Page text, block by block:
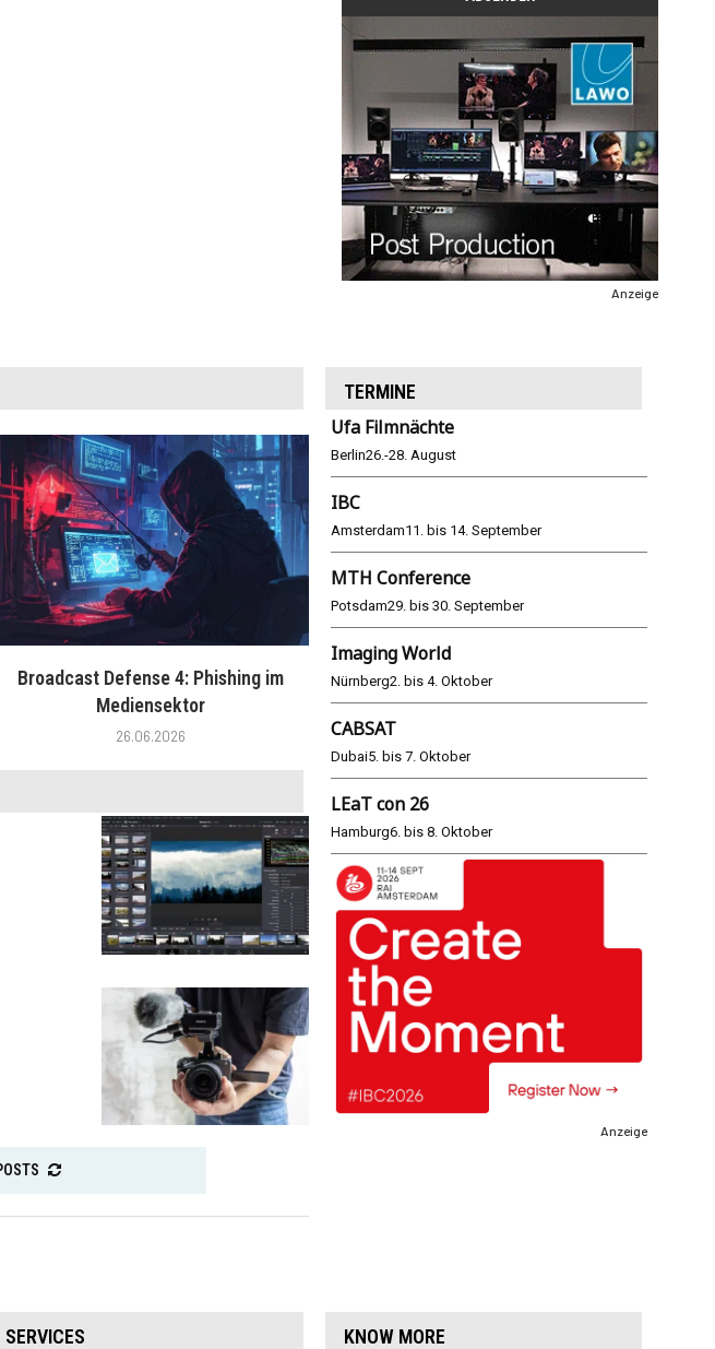
Anzeige
Broadcast Defense 4: Phishing im
Mediensektor
26.06.2026
WM 2026: ARD und ZDF im Remote-
Modus
TERMINE
Ufa Filmnächte
Berlin26.-28. August
IBC
Amsterdam11. bis 14. September
MTH Conference
Potsdam29. bis 30. September
Imaging World
Nürnberg2. bis 4. Oktober
CABSAT
Dubai5. bis 7. Oktober
LEaT con 26
Hamburg6. bis 8. Oktober
Anzeige
SERVICES KNOW MORE